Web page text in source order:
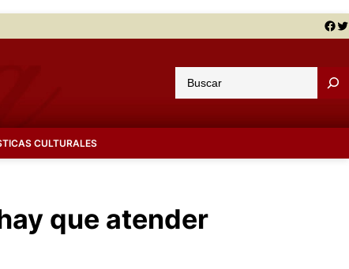
Facebook Twitter
u
a
CULTURALES
que atender